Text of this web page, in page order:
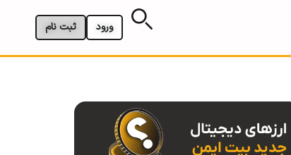
ثبت نام ورود